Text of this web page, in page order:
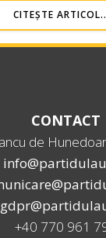
CITEȘTE ARTICOL..
CONTACT
de
+40 770 961